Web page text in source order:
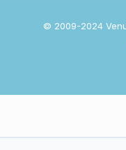
© 2009-2024